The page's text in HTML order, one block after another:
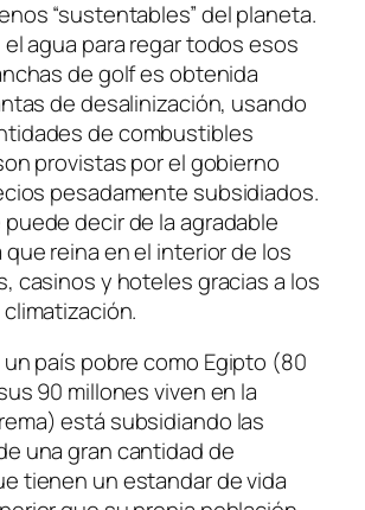
“sustentables” del planeta.
el agua para regar todos esos
de golf es obtenida
de desalinización, usando
de combustibles
provistas por el gobierno
pesadamente subsidiados.
puede decir de la agradable
reina en el interior de los
casinos y hoteles gracias a los
país pobre como Egipto (80
90 millones viven en la
está subsidiando las
una gran cantidad de
tienen un estandar de vida